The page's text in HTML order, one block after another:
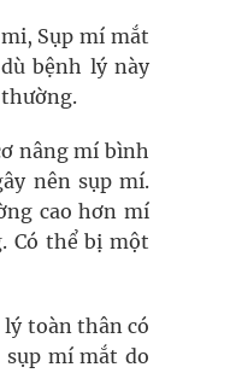
Sụp mí mắt
bệnh lý này
nâng mí bình
nên sụp mí.
cao hơn mí
Có thể bị một
lý toàn thân có
mí mắt do